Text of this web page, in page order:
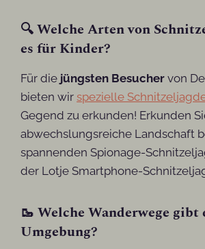
🔍 Welche Arten von
es für Kinder?
Für die jüngsten Besucher von
bieten wirspezielle
Gegend zu erkunden! Erkunden
abwechslungsreiche Landschaft
spannenden Spionage-
der Lotje Smartphone-
🥾 Welche Wanderwege gibt
Umgebung?